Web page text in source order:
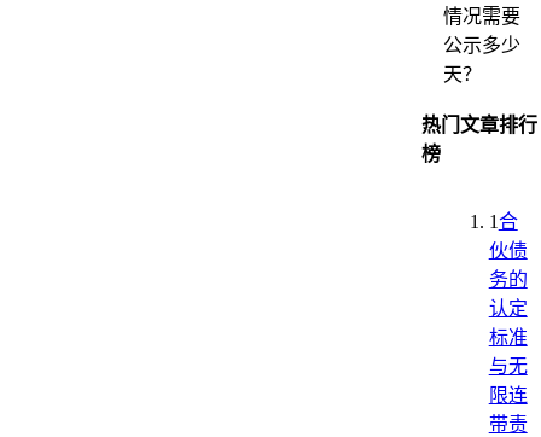
情况需要
公示多少
天？
热门文章排行
榜
1合
伙债
务的
认定
标准
与无
限连
带责